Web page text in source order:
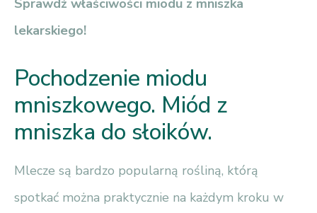
lekarskiego!
Pochodzenie miodu
mniszkowego. Miód z
mniszka do słoików.
Mlecze są bardzo popularną rośliną, którą
spotkać można praktycznie na każdym kroku w